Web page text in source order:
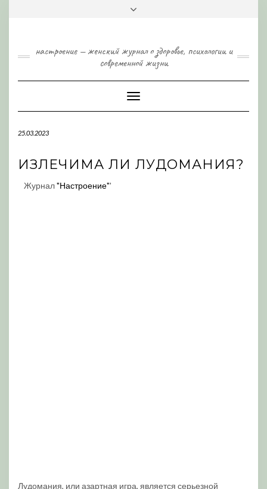
настроение — женский журнал о здоровье, психологии и
современной жизни
Toggle
Navigation
25.03.2023
ИЗЛЕЧИМА ЛИ ЛУДОМАНИЯ?
Журнал"Настроение"'
Лудомания, или азартная игра, является серьезной